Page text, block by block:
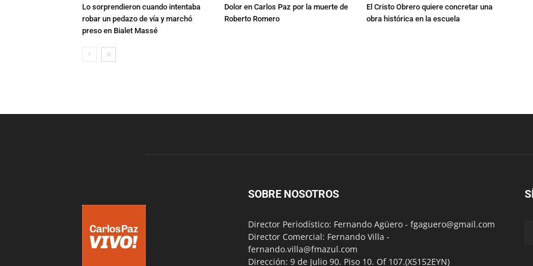
Lo sorprendieron cuando intentaba
robar un pedazo de vía y marchó
preso en Bialet Massé
Dolor en Carlos Paz por la muerte de
Roberto Romero
El Cristo Obrero quiere concretar una
obra histórica en la escuela
SOBRE NOSOTROS
Director Periodístico: Fernando Agüero - fgaguero@gmail.com
Director Comercial: Fernando Villa -
fernando.villa@fmazul.com
Dirección: 9 de Julio 90. Piso 10. Of 107.(X5152EYN)